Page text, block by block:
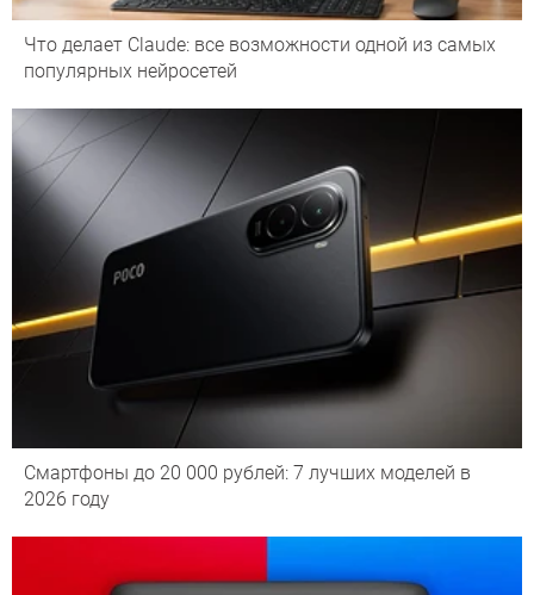
Что делает Сlaude: все возможности одной из самых
популярных нейросетей
Смартфоны до 20 000 рублей: 7 лучших моделей в
2026 году